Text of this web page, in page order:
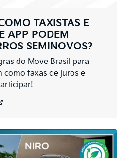
TAXISTAS E
APP PODEM
SEMINOVOS?
do Move Brasil para
como taxas de juros e